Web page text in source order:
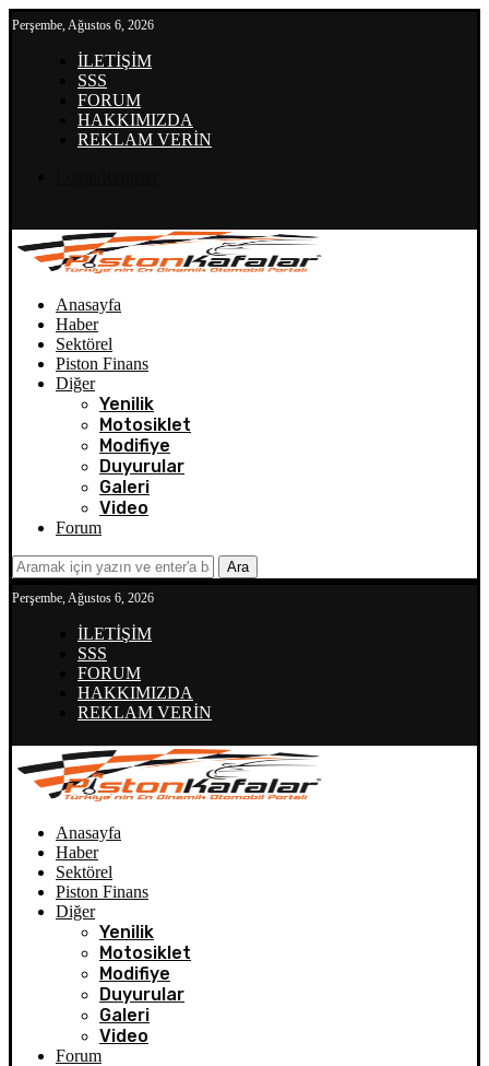
Perşembe, Ağustos 6, 2026
İLETİŞİM
SSS
FORUM
HAKKIMIZDA
REKLAM VERİN
Anasayfa
Haber
Sektörel
Piston Finans
Diğer
Yenilik
Motosiklet
Modifiye
Duyurular
Galeri
Video
Forum
Ara
Perşembe, Ağustos 6, 2026
İLETİŞİM
SSS
FORUM
HAKKIMIZDA
REKLAM VERİN
Anasayfa
Haber
Sektörel
Piston Finans
Diğer
Yenilik
Motosiklet
Modifiye
Duyurular
Galeri
Video
Forum